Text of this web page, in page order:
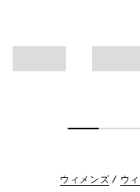
ウィメンズ ウ